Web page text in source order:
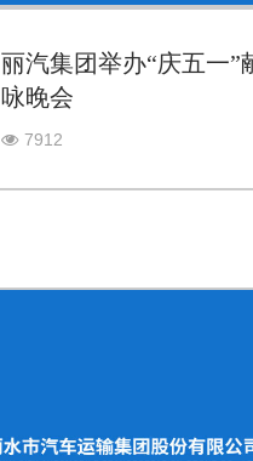
丽汽集团举办“庆五一”
咏晚会
7912